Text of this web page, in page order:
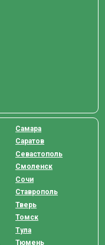
Самара
Саратов
Севастополь
Смоленск
Сочи
Ставрополь
Тверь
Томск
Тула
Тюмень